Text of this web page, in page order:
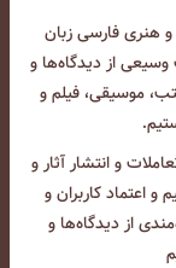
هنری فارسی زبان
از دیدگاه‌ها و
موسیقی، فیلم و
و انتشار آثار و
و اعتماد کاربران و
از دیدگاه‌ها و